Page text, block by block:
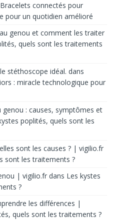
Bracelets connectés pour
pour un quotidien amélioré
genou et comment les traiter
quels sont les traitements
stéthoscope idéal. dans
: miracle technologique pour
: causes, symptômes et
poplités, quels sont les
sont les causes ? | vigilio.fr
sont les traitements ?
| vigilio.fr dans Les kystes
?
les différences |
quels sont les traitements ?